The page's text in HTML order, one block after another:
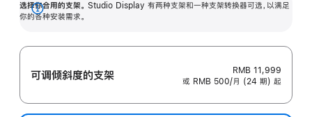
选择你合用的支架。 Studio Display 有两种支架和一种支架转换器可选，以满足
你的各种安装需求。
展
可调倾斜度的支架
RMB 11,999
或 RMB 500/月 (24 期) 起